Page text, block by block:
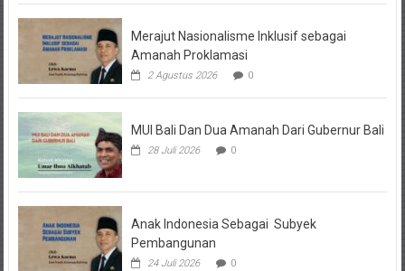
Merajut Nasionalisme Inklusif sebagai
Amanah Proklamasi
2 Agustus 2026 0
MUI Bali Dan Dua Amanah Dari Gubernur Bali
28 Juli 2026 0
Anak Indonesia Sebagai Subyek
Pembangunan
24 Juli 2026 0